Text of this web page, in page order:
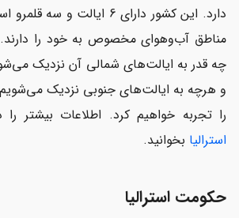
دارد. این کشور دارای 6 ایالت
مناطق آب‌وهوای مخصوص به خود را
چه قدر به ایالت‌های شمالی آن نزدیک
و هرچه به ایالت‌های جنوبی نزدیک
را تجربه خواهیم کرد. اطلاعات بیشتر
استرالیا بخوانید.
حکومت استرالیا